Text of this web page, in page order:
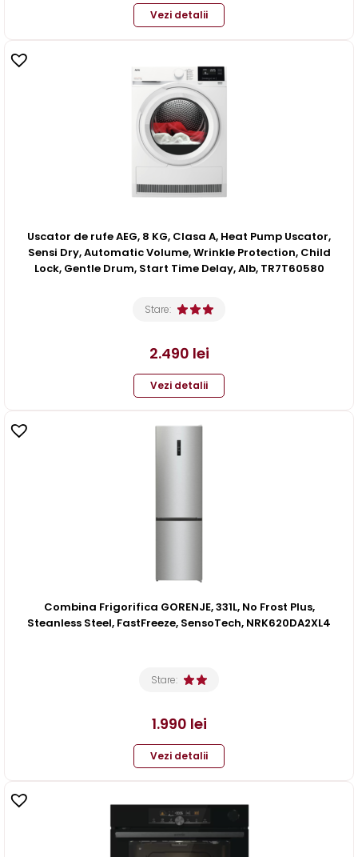
Vezi detalii
Uscator de rufe AEG, 8 KG, Clasa A, Heat Pump Uscator,
Sensi Dry, Automatic Volume, Wrinkle Protection, Child
Lock, Gentle Drum, Start Time Delay, Alb, TR7T60580
Stare:
2.490 lei
Vezi detalii
Combina Frigorifica GORENJE, 331L, No Frost Plus,
Steanless Steel, FastFreeze, SensoTech, NRK620DA2XL4
Stare:
1.990 lei
Vezi detalii